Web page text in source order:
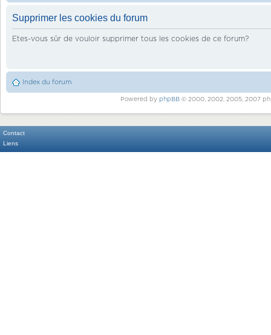
Supprimer les cookies du forum
Etes-vous sûr de vouloir supprimer tous les cookies de ce forum?
Index du forum
Powered by phpBB© 2000, 2002, 2005, 2007
Contact
Liens